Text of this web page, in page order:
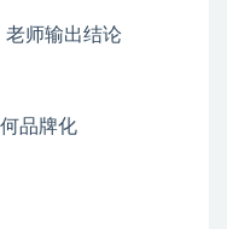
老师输出结论
品牌化